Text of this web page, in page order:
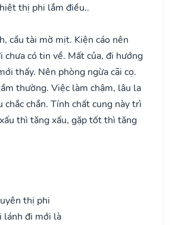
thị phi lắm điều..
cầu tài mờ mịt. Kiện cáo nên
chưa có tin về. Mất của, đi hướng
thấy. Nên phòng ngừa cãi cọ.
thường. Việc làm chậm, lâu la
chắc chắn. Tính chất cung này trì
thì tăng xấu, gặp tốt thì tăng
thị phi
lánh đi mới là